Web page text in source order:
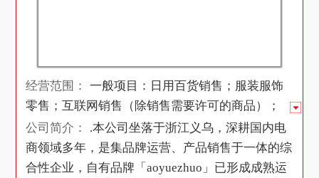
经营范围：
一般项目：日用百货销售；服装服饰
零售；互联网销售（除销售需要许可的商品）；
美发饰品销售；鞋帽零售；箱包销售；皮革制品
销售；针纺织品销售；化妆品零售；个人卫生用
品销售；文具用品零售；钟表销售；母婴用品销
公司简介：
.本公司坐落于浙江义乌，深耕国内电
商领域多年，是集品牌运营、产品销售于一体的综
合性企业，自有品牌「aoyuezhuo」已形成成熟运